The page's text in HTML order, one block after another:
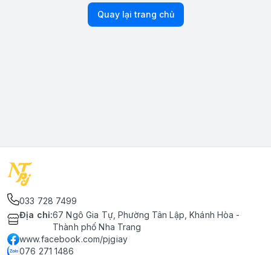
Quay lại trang chủ
033 728 7499
Địa chỉ:67 Ngô Gia Tự, Phường Tân Lập, Khánh Hòa -
Thành phố Nha Trang
www.facebook.com/pjgiay
076 271 1486